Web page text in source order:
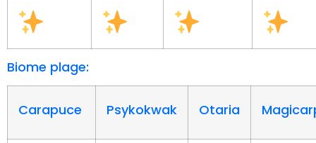
Biome plage:
Carapuce Psykokwak Otaria